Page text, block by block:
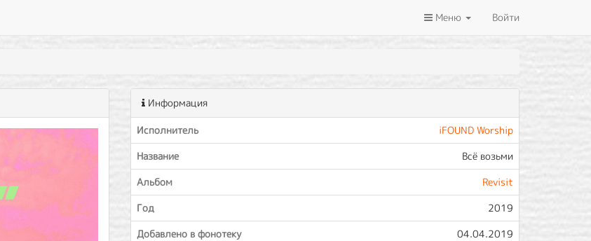
Меню Войти
Информация
Исполнитель
iFOUND Worship
Название
Всё возьми
Альбом
Revisit
Год
2019
Добавлено в фонотеку
04.04.2019